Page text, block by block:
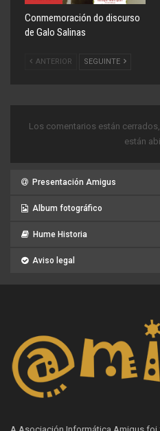
Conmemoración do discurso
de Galo Salinas
ANTERIOR SEGUINTE
Los comentarios están
están
Presentación Amigus
Album fotográfico
Hume Historia
Aviso legal